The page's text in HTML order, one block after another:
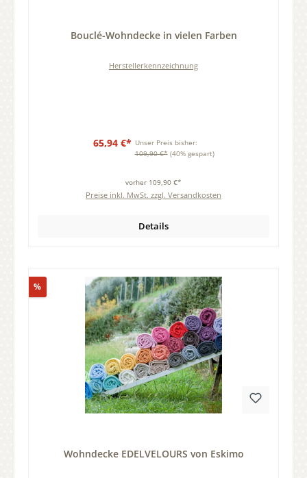
Bouclé-Wohndecke in vielen Farben
Herstellerkennzeichnung
65,94 €* Unser Preis bisher:
109,90 €* (40% gespart)
vorher 109,90 €*
Preise inkl. MwSt. zzgl. Versandkosten
Details
%Rabatt
Wohndecke EDELVELOURS von Eskimo